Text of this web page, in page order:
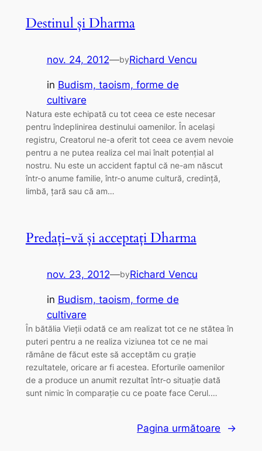
Destinul și Dharma
nov. 24, 2012—byRichard Vencu
in Budism, taoism, forme de
cultivare
Natura este echipată cu tot ceea ce este necesar
pentru îndeplinirea destinului oamenilor. În același
registru, Creatorul ne-a oferit tot ceea ce avem nevoie
pentru a ne putea realiza cel mai înalt potențial al
nostru. Nu este un accident faptul că ne-am născut
într-o anume familie, într-o anume cultură, credință,
limbă, țară sau că am…
Predați-vă și acceptați Dharma
nov. 23, 2012—byRichard Vencu
in Budism, taoism, forme de
cultivare
În bătălia Vieții odată ce am realizat tot ce ne stătea în
puteri pentru a ne realiza viziunea tot ce ne mai
rămâne de făcut este să acceptăm cu grație
rezultatele, oricare ar fi acestea. Eforturile oamenilor
de a produce un anumit rezultat într-o situație dată
sunt nimic în comparație cu ce poate face Cerul.…
Pagina următoare →